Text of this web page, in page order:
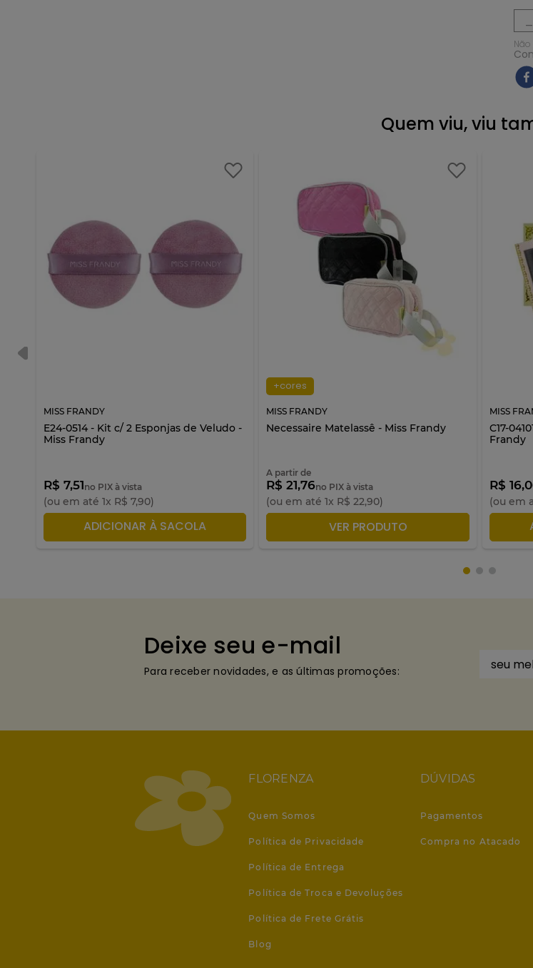
Não
Quem viu, viu
MISS FRANDY
E24-0514 - Kit c/ 2 Esponjas de Veludo -
Miss Frandy
R$ 7,51no PIX à vista
(ou em até 1x R$ 7,90)
ADICIONAR À SACOLA
+cores
MISS FRANDY
Necessaire Matelassê - Miss Frandy
A partir de
R$ 21,76no PIX à vista
(ou em até1x R$ 22,90)
ADICIONAR À SACOLA
VER PRODUTO
MISS
C17-
Frandy
R$
(ou em
Deixe seu e-mail
Para receber novidades, e as últimas promoções:
FLORENZA
Quem Somos
Política de Privacidade
Política de Entrega
Política de Troca e Devoluções
Política de Frete Grátis
Blog
DÚVIDAS
Pagamentos
Compra no Atacado